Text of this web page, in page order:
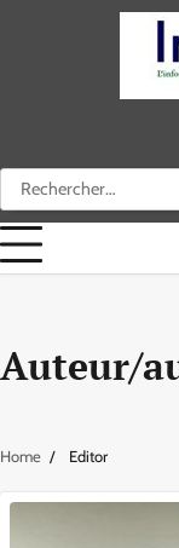
Rechercher :
Auteur/
Home Editor